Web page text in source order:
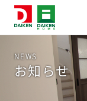
NEWS
お知らせ